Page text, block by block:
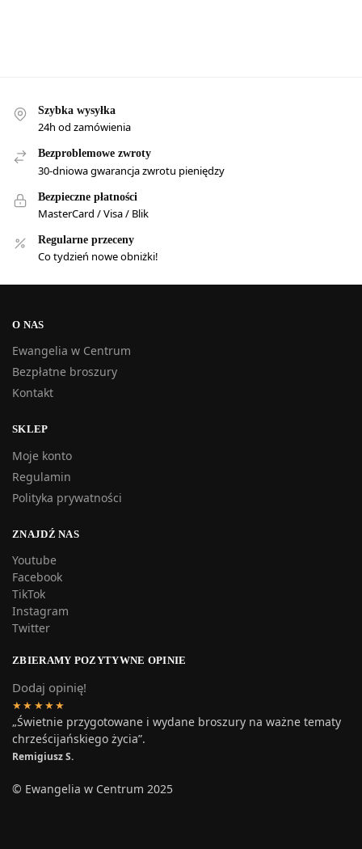
Szybka wysyłka
24h od zamówienia
Bezproblemowe zwroty
30-dniowa gwarancja zwrotu pieniędzy
Bezpieczne płatności
MasterCard / Visa / Blik
Regularne przeceny
Co tydzień nowe obniżki!
O NAS
Ewangelia w Centrum
Bezpłatne broszury
Kontakt
SKLEP
Moje konto
Regulamin
Polityka prywatności
ZNAJDŹ NAS
Youtube
Facebook
TikTok
Instagram
Twitter
ZBIERAMY POZYTYWNE OPINIE
Dodaj opinię!
★★★★★
„Świetnie przygotowane i wydane broszury na ważne tematy
chrześcijańskiego życia”.
Remigiusz S.
© Ewangelia w Centrum 2025